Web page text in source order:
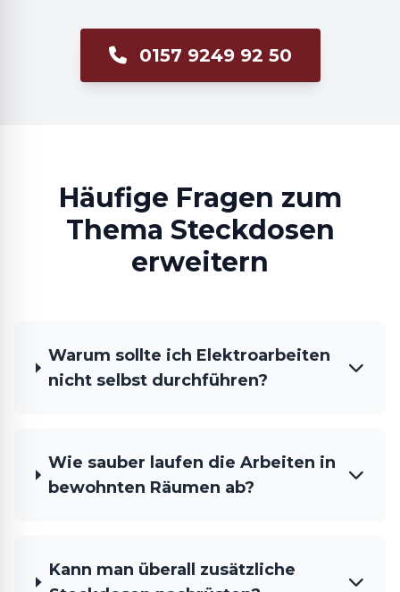
0157 9249 92 50
Häufige Fragen zum
Thema Steckdosen
erweitern
Warum sollte ich Elektroarbeiten
nicht selbst durchführen?
Wie sauber laufen die Arbeiten in
bewohnten Räumen ab?
Kann man überall zusätzliche